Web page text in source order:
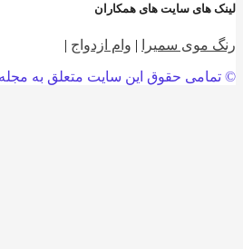
های سایت های همکاران
موی سمیرا|وام ازدواج |
حقوق این سایت متعلق به مجله